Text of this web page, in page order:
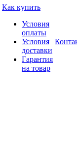
Как купить
Условия
оплаты
Условия
доставки
Гарантия
на товар